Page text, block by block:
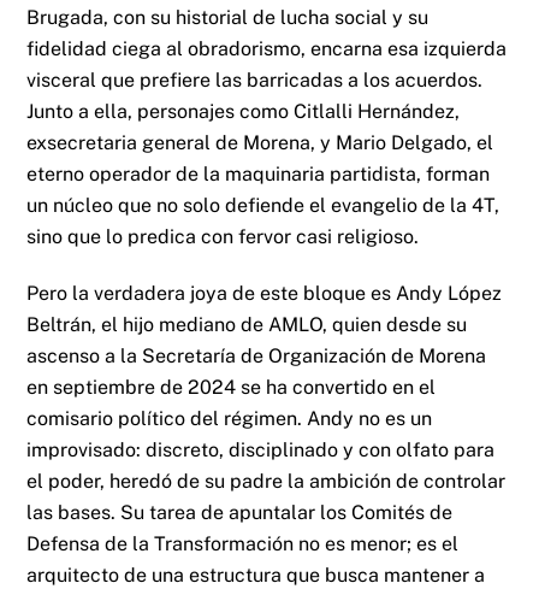
Brugada, con su historial de lucha social y su
fidelidad ciega al obradorismo, encarna esa izquierda
visceral que prefiere las barricadas a los acuerdos.
Junto a ella, personajes como Citlalli Hernández,
exsecretaria general de Morena, y Mario Delgado, el
eterno operador de la maquinaria partidista, forman
un núcleo que no solo defiende el evangelio de la 4T,
sino que lo predica con fervor casi religioso.
Pero la verdadera joya de este bloque es Andy López
Beltrán, el hijo mediano de AMLO, quien desde su
ascenso a la Secretaría de Organización de Morena
en septiembre de 2024 se ha convertido en el
comisario político del régimen. Andy no es un
improvisado: discreto, disciplinado y con olfato para
el poder, heredó de su padre la ambición de controlar
las bases. Su tarea de apuntalar los Comités de
Defensa de la Transformación no es menor; es el
arquitecto de una estructura que busca mantener a